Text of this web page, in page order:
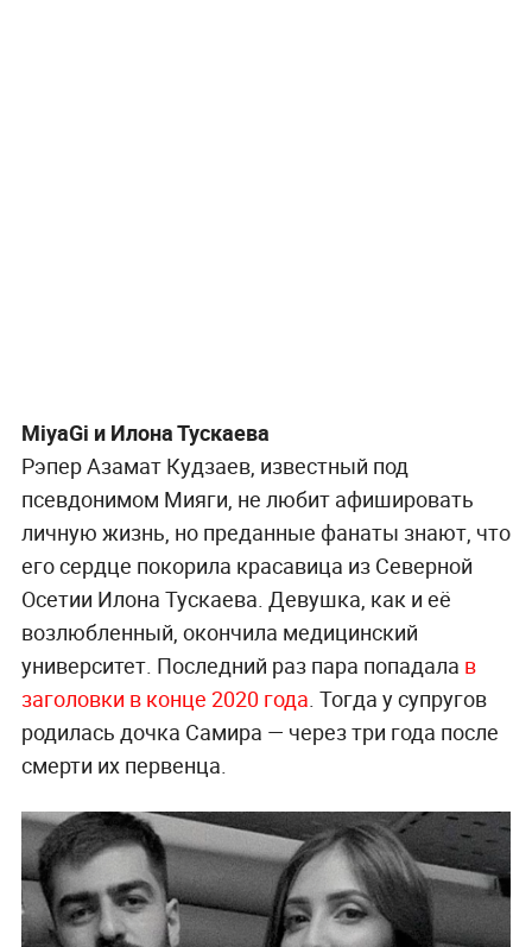
MiyaGi и Илона Тускаева
Рэпер Азамат Кудзаев, известный под
псевдонимом Мияги, не любит афишировать
личную жизнь, но преданные фанаты знают, что
его сердце покорила красавица из Северной
Осетии Илона Тускаева. Девушка, как и её
возлюбленный, окончила медицинский
университет. Последний раз пара попадала в
заголовки в конце 2020 года. Тогда у супругов
родилась дочка Самира — через три года после
смерти их первенца.